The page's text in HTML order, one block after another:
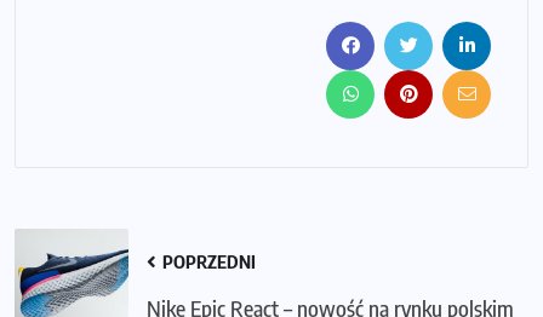
POPRZEDNI
Nike Epic React – nowość na rynku polskim